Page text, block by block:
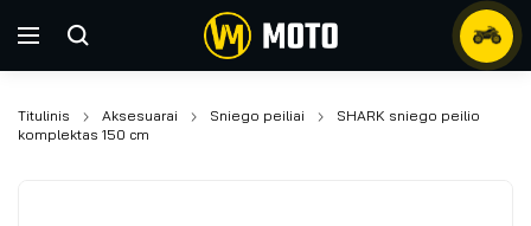
Titulinis Aksesuarai Sniego peiliai
SHARK sniego peilio
komplektas 150 cm